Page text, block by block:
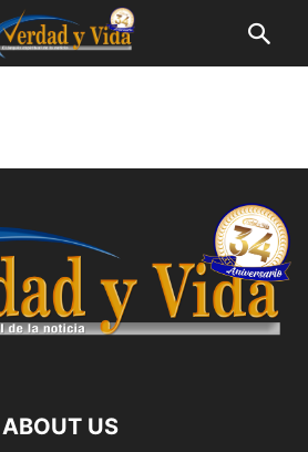
ABOUT US